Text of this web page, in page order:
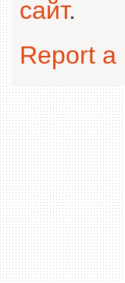
сайт.
Report a